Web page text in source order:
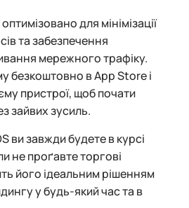
для мінімізації
та забезпечення
мережного трафіку.
безкоштовно в App Store і
пристрої, щоб почати
зайвих зусиль.
ви завжди будете в курсі
не проґавте торгові
його ідеальним рішенням
у будь-який час та в